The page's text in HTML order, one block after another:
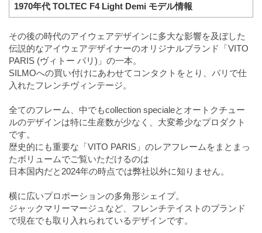
1970年代 TOLTEC F4 Light Demi モデル情報
その後の時代のアイウェアデザインに多大な影響を及ぼした
伝説的なアイウェアデザイナーのオリジナルブランド「VITO
PARIS (ヴィトー パリ)」の一本。
SILMOへの買い付けにあわせてコンタクトをとり、パリで仕
入れたフレンチヴィンテージ。
全てのフレーム、中でもcollection specialeとオートクチュー
ルのデザインは特に生産数が少なく、大変希少なプロダクト
です。
歴史的にも重要な「VITO PARIS」のレアフレームをまとまっ
たボリュームでご覧いただけるのは
日本国内だと2024年の時点では弊社以外に知りません。
横に広いプロポーションの多角形シェイプ。
ジャックマリーマージュなど、フレンチテイストのブランド
で現在でも取り入れられているデザインです。